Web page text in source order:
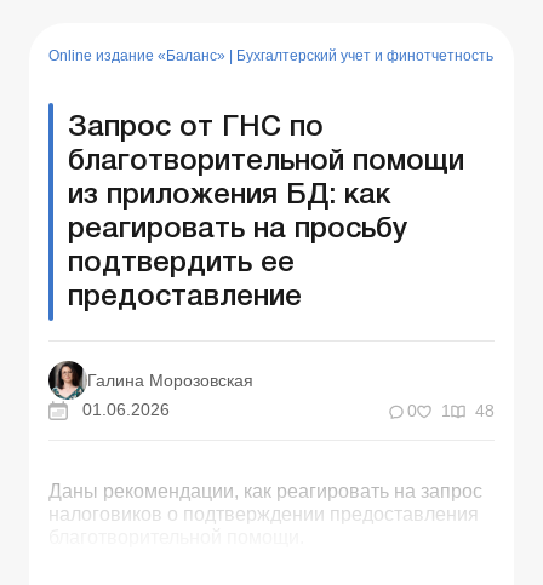
Online издание «Баланс» Бухгалтерский учет и финотчетность
Запрос от ГНС по
благотворительной помощи
из приложения БД: как
реагировать на просьбу
подтвердить ее
предоставление
Галина Морозовская
01.06.2026
0 1 48
Даны рекомендации, как реагировать на запрос
налоговиков о подтверждении предоставления